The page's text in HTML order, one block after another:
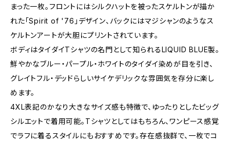
まった一枚。フロントにはシルクハットを被ったスケルトンが描か
れた「Spirit of '76」デザイン、バックにはマジシャンのようなス
ケルトンアートが大胆にプリントされています。
ボディはタイダイTシャツの名門として知られるLIQUID BLUE製。
鮮やかなブルー・パープル・ホワイトのタイダイ染めが目を引き、
グレイトフル・デッドらしいサイケデリックな雰囲気を存分に楽し
めます。
4XL表記のかなり大きなサイズ感も特徴で、ゆったりとしたビッグ
シルエットで着用可能。Tシャツとしてはもちろん、ワンピース感覚
でラフに着るスタイルにもおすすめです。存在感抜群で、一枚でコ